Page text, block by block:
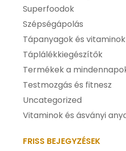
Superfoodok
Szépségápolás
Tápanyagok és vitaminok
Táplálékkiegészítők
Termékek a
Testmozgás és fitnesz
Uncategorized
Vitaminok és ásványi
FRISS BEJEGYZÉSEK